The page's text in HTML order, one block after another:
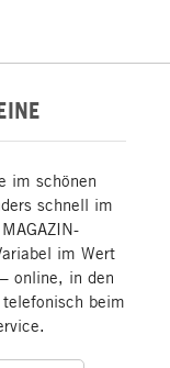
im schönen
schnell im
im Wert
online, in den
telefonisch beim